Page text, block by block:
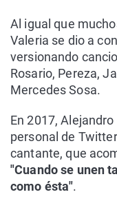
Al igual que
Valeria se dio a
versionando
Rosario, Pereza,
Mercedes Sosa.
En 2017,
personal de
cantante, que
"Cuando se unen
como ésta".